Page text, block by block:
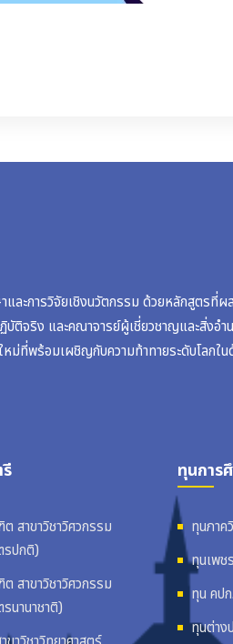
าและการวิจัยเชิงนวัตกรรม ด้วยหลักสูตรที่
ติจริง และคณาจารย์ผู้เชี่ยวชาญและสิ่งอำน
ม่ที่พร้อมเผชิญกับความท้าทายระดับโลกใน
สาขาวิชาวิศวกรรม
รปกติ)
สาขาวิชาวิศวกรรม
นานาชาติ)
ทุนการ
ทุนภาค
ทุนเพช
ทุน คปก.
ทุนต่าง